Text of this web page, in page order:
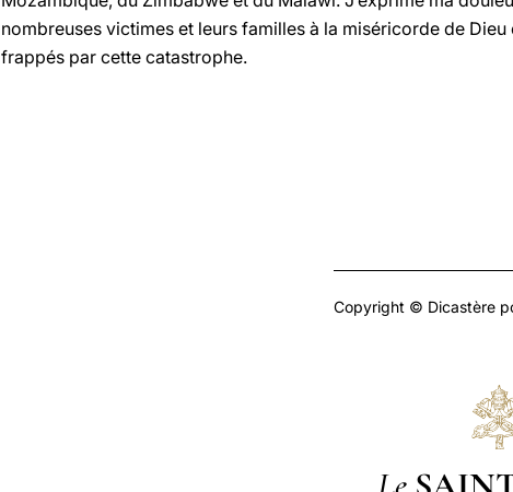
nombreuses victimes et leurs familles à la miséricorde de
frappés par cette catastrophe.
Copyright © Dicastère
Le